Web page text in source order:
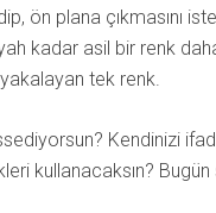
ön plana çıkmasını
kadar asil bir renk
tek renk.
Kendinizi
kullanacaksın?